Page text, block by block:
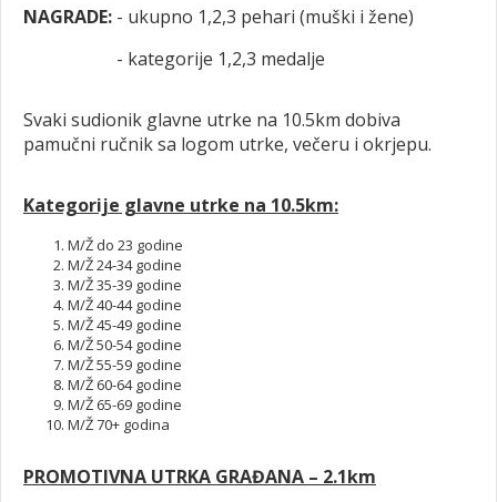
NAGRADE: - ukupno 1,2,3 pehari (muški i žene)
- kategorije 1,2,3 medalje
Svaki sudionik glavne utrke na 10.5km dobiva
pamučni ručnik sa logom utrke, večeru i okrjepu.
Kategorije glavne utrke na 10.5km:
M/Ž do 23 godine
M/Ž 24-34 godine
M/Ž 35-39 godine
M/Ž 40-44 godine
M/Ž 45-49 godine
M/Ž 50-54 godine
M/Ž 55-59 godine
M/Ž 60-64 godine
M/Ž 65-69 godine
M/Ž 70+ godina
PROMOTIVNA UTRKA GRAĐANA – 2.1km